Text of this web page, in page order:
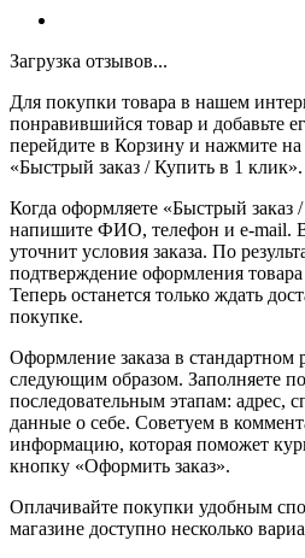
Загрузка отзывов...
Для покупки товара в нашем
понравившийся товар и добавьте
перейдите в Корзину и нажмите
«Быстрый заказ / Купить в 1 клик».
Когда оформляете «Быстрый заказ
напишите ФИО, телефон и e-mail.
уточнит условия заказа. По
подтверждение оформления
Теперь останется только ждать
покупке.
Оформление заказа в стандартном
следующим образом. Заполняете
последовательным этапам: адрес,
данные о себе. Советуем в
информацию, которая поможет
кнопку «Оформить заказ».
Оплачивайте покупки удобным
магазине доступно несколько